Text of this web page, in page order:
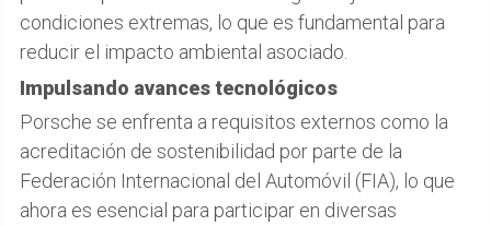
condiciones extremas, lo que es fundamental para
reducir el impacto ambiental asociado.
Impulsando avances tecnológicos
Porsche se enfrenta a requisitos externos como la
acreditación de sostenibilidad por parte de la
Federación Internacional del Automóvil (FIA), lo que
ahora es esencial para participar en diversas